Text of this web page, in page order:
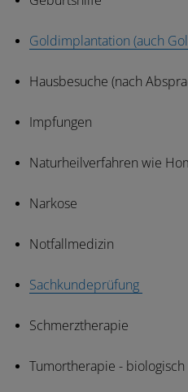
Goldimplantation (auch
Hausbesuche (nach
Impfungen
Naturheilverfahren wie
Narkose
Notfallmedizin
Sachkundeprüfung
Schmerztherapie
Tumortherapie - biologisch